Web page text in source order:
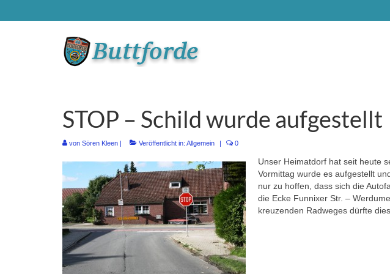
STOP – Schild wurde aufgestellt
von Sören Kleen | Veröffentlicht in: Allgemein | 0
Unser Heimatdorf hat seit heute
Vormittag wurde es aufgestellt
nur zu hoffen, dass sich die
die Ecke Funnixer Str. –
kreuzenden Radweges dürfte